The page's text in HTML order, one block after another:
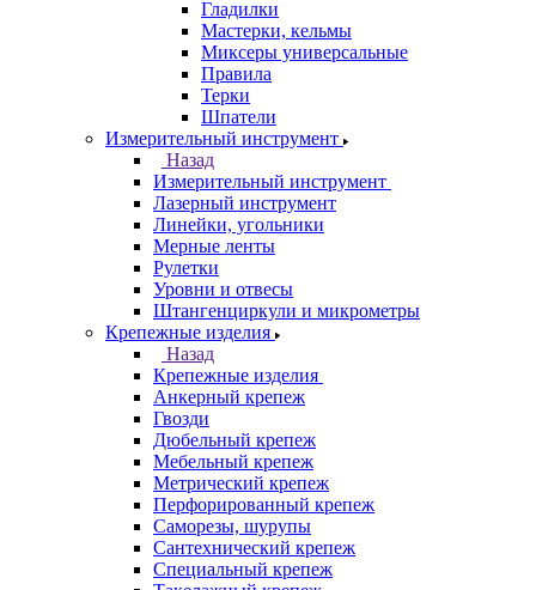
Гладилки
Мастерки, кельмы
Миксеры универсальные
Правила
Терки
Шпатели
Измерительный инструмент
Назад
Измерительный инструмент
Лазерный инструмент
Линейки, угольники
Мерные ленты
Рулетки
Уровни и отвесы
Штангенциркули и микрометры
Крепежные изделия
Назад
Крепежные изделия
Анкерный крепеж
Гвозди
Дюбельный крепеж
Мебельный крепеж
Метрический крепеж
Перфорированный крепеж
Саморезы, шурупы
Сантехнический крепеж
Специальный крепеж